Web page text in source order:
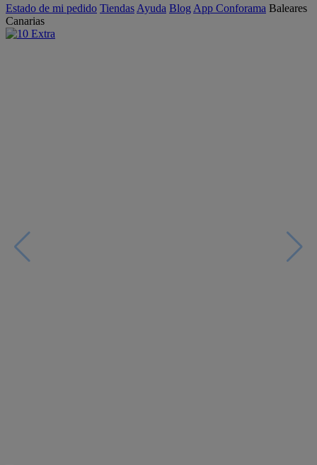
Estado de mi pedido Tiendas Ayuda Blog App Conforama Baleares
Canarias